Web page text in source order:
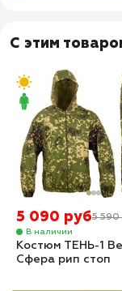
С этим
5 090 руб5 590
В наличии
Костюм ТЕНЬ-1
Сфера рип стоп